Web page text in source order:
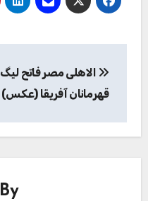
نوشته
الاهلی مصر فاتح لیگ
قهرمانان آفریقا (عکس)
By